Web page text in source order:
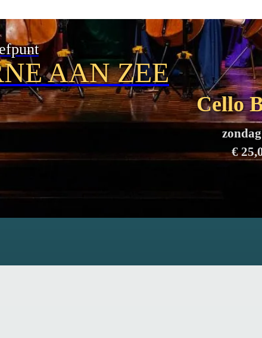
AAN ZEE
Cello
€